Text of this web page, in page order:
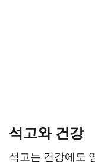
석고와 건강
석고는 건강에도